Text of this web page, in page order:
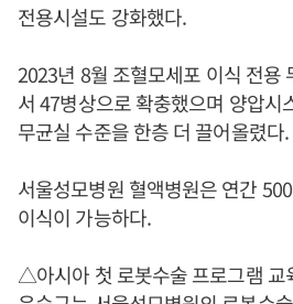
전용시설도 강화했다.
2023년 8월 조혈모세포 이식 전용
서 47병상으로 확충했으며 양압시
무균실 수준을 한층 더 끌어올렸다.
서울성모병원 혈액병원은 연간
이식이 가능하다.
△아시아 첫 로봇수술 프로그램 교